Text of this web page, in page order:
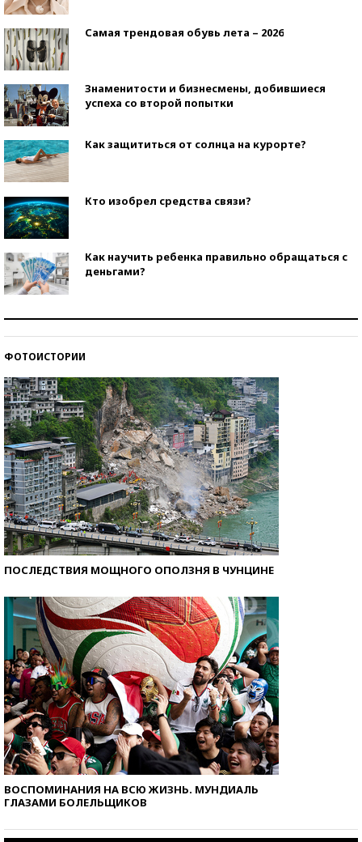
Самая трендовая обувь лета – 2026
Знаменитости и бизнесмены, добившиеся
успеха со второй попытки
Как защититься от солнца на курорте?
Кто изобрел средства связи?
Как научить ребенка правильно обращаться с
деньгами?
ФОТОИСТОРИИ
ПОСЛЕДСТВИЯ МОЩНОГО ОПОЛЗНЯ В ЧУНЦИНЕ
ВОСПОМИНАНИЯ НА ВСЮ ЖИЗНЬ. МУНДИАЛЬ
ГЛАЗАМИ БОЛЕЛЬЩИКОВ